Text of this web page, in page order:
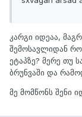
კარგი იდეაა,
შემოსავლიდან
ეტაპზე? მერე თუ
ბრუნვაში და
მე მომწონს შენი